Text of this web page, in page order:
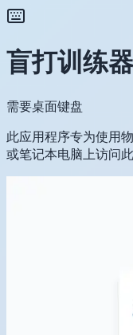
盲打训练器
需要桌面键盘
此应用程序专为使用
或笔记本电脑上访问